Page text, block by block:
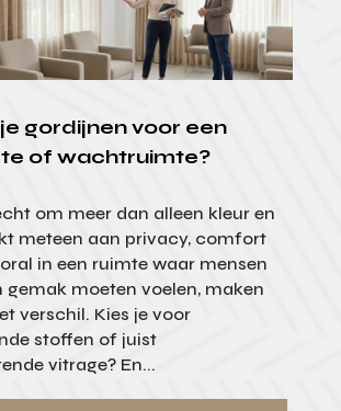
gordijnen voor een
of wachtruimte?
om meer dan alleen kleur en
meteen aan privacy, comfort
in een ruimte waar mensen
gemak moeten voelen, maken
verschil. Kies je voor
stoffen of juist
vitrage? En...